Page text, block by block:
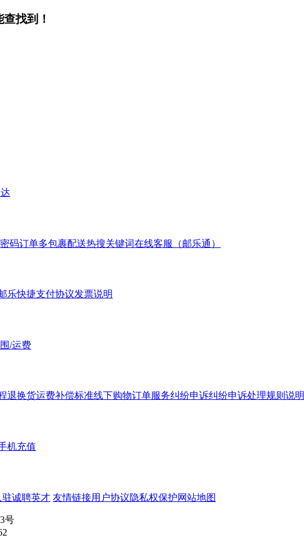
找到！
码订单多包裹配送热搜关键词在线客服（邮乐通）
乐快捷支付协议发票说明
/运费
退换货运费补偿标准线下购物订单服务纠纷申诉纠纷申诉处理规则说明
机充值
驻诚聘英才 友情链接用户协议隐私权保护网站地图
号